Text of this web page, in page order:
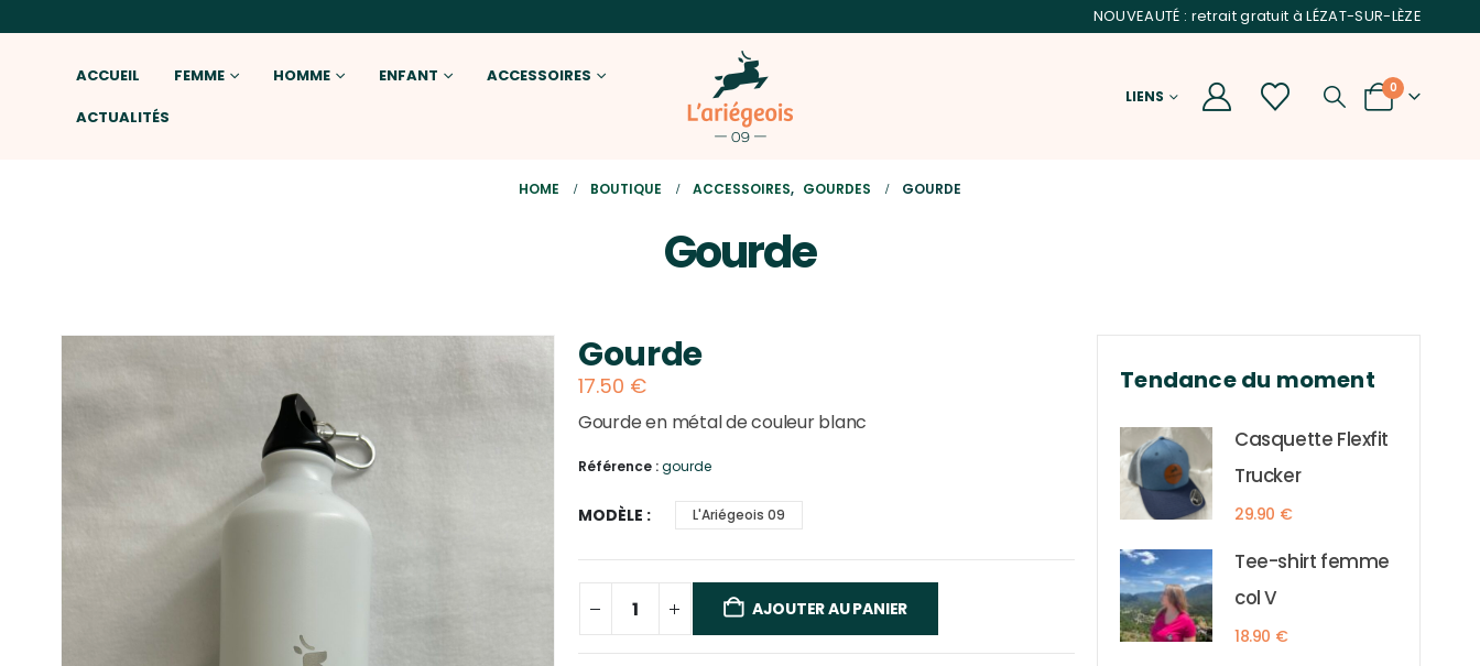
NOUVEAUTÉ : retrait gratuit à LÉZAT-SUR-LÈZE
ACCUEIL FEMME HOMME ENFANT
ACCESSOIRES
ACTUALITÉS
LIENS 0
HOME BOUTIQUE ACCESSOIRES, GOURDES GOURDE
Gourde
Gourde
17.50 €
Gourde en métal de couleur blanc
Référence :gourde
MODÈLE L'Ariégeois 09
AJOUTER AU PANIER
Tendance du moment
Casquette Flexfit
Trucker
29.90 €
Tee-shirt femme
col V
18.90 €